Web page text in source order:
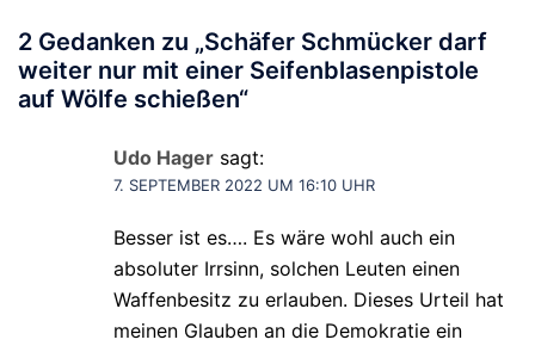
2 Gedanken zu „Schäfer Schmücker darf
weiter nur mit einer Seifenblasenpistole
auf Wölfe schießen“
Udo Hager sagt:
7. SEPTEMBER 2022 UM 16:10 UHR
Besser ist es…. Es wäre wohl auch ein
absoluter Irrsinn, solchen Leuten einen
Waffenbesitz zu erlauben. Dieses Urteil hat
meinen Glauben an die Demokratie ein